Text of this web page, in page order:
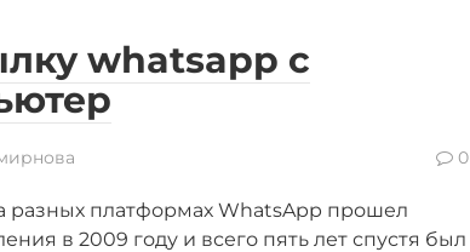
whatsapp с
0
платформах WhatsApp прошел
в 2009 году и всего пять лет спустя был